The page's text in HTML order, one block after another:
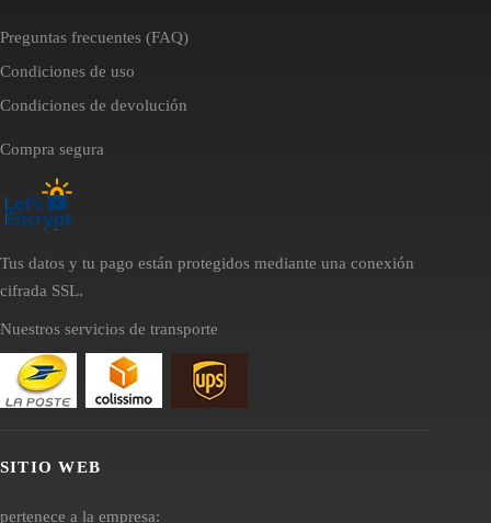
Preguntas frecuentes (FAQ)
Condiciones de uso
Condiciones de devolución
Compra segura
Tus datos y tu pago están protegidos mediante una conexión
cifrada SSL.
Nuestros servicios de transporte
SITIO WEB
pertenece a la empresa: